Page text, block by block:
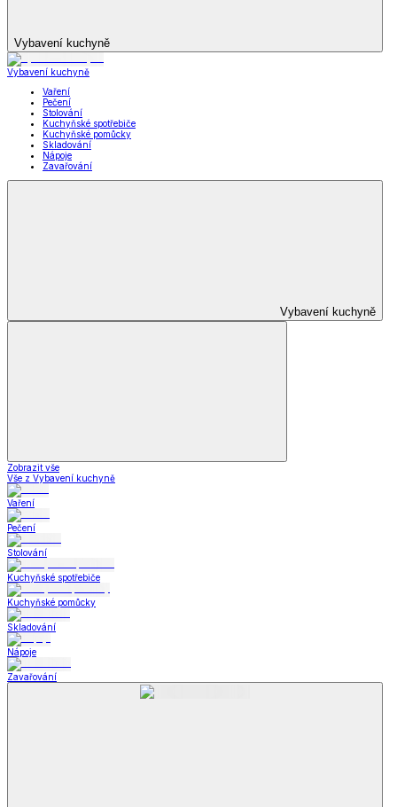
Vybavení kuchyně
Vybavení kuchyně
Vaření
Pečení
Stolování
Kuchyňské spotřebiče
Kuchyňské pomůcky
Skladování
Nápoje
Zavařování
Vybavení kuchyně
Zobrazit vše
Vše z Vybavení kuchyně
Vaření
Pečení
Stolování
Kuchyňské spotřebiče
Kuchyňské pomůcky
Skladování
Nápoje
Zavařování